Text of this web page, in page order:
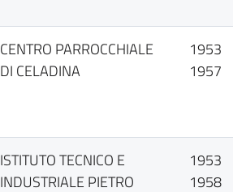
CENTRO PARROCCHIALE
DI CELADINA
1953
1957
ISTITUTO TECNICO E
INDUSTRIALE PIETRO
1953
1958